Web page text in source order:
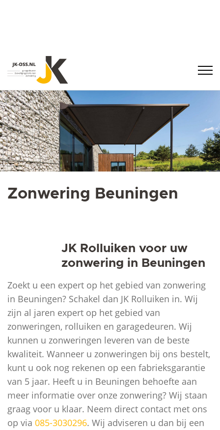
Zonwering Beuningen
JK Rolluiken voor uw
zonwering in Beuningen
Zoekt u een expert op het gebied van zonwering
in Beuningen? Schakel dan JK Rolluiken in. Wij
zijn al jaren expert op het gebied van
zonweringen, rolluiken en garagedeuren. Wij
kunnen u zonweringen leveren van de beste
kwaliteit. Wanneer u zonweringen bij ons bestelt,
kunt u ook nog rekenen op een fabrieksgarantie
van 5 jaar. Heeft u in Beuningen behoefte aan
meer informatie over onze zonwering? Wij staan
graag voor u klaar. Neem direct contact met ons
op via 085-3030296. Wij adviseren u dan bij een